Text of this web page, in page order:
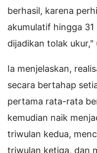
berhasil, karena
akumulatif hingga
dijadikan tolak ukur,"
Ia menjelaskan,
secara bertahap
pertama rata-rata
kemudian naik
triwulan kedua,
triwulan ketiga, dan